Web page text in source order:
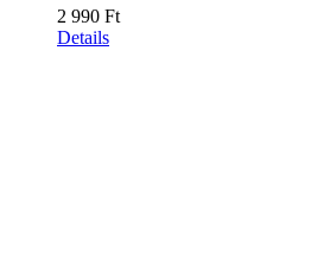
2 990 Ft
Details